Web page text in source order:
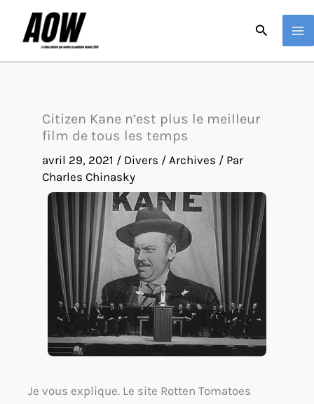
Citizen Kane n’est plus le meilleur
film de tous les temps
avril 29, 2021 / Divers / Archives / Par
Charles Chinasky
Je vous explique. Le site Rotten Tomatoes